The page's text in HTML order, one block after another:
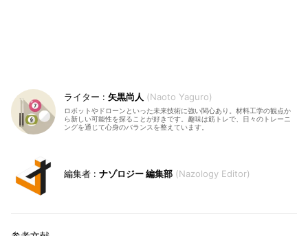
矢黒尚人 Naoto Yaguro
ロボットやドローンといった未来技術に強い関心あり。材料工学の観点か
ら新しい可能性を探ることが好きです。趣味は筋トレで、日々のトレーニ
ングを通じて心身のバランスを整えています。
ナゾロジー 編集部 Nazology Editor